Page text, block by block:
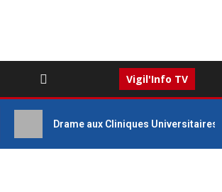
Vigil'Info TV
Drame aux Cliniques